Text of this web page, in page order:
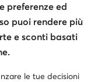
ROSSI
preferenze ed
puoi rendere più
e sconti basati
le tue decisioni